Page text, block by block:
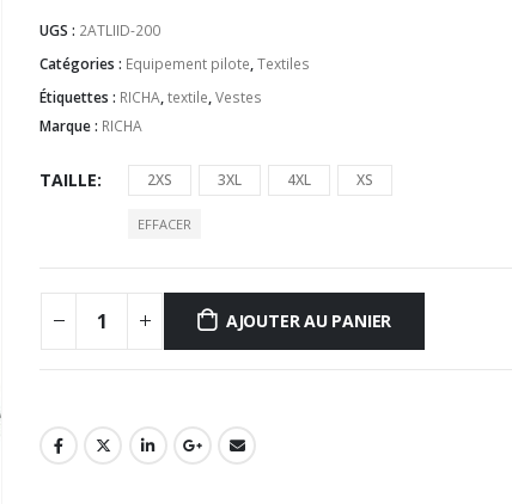
UGS : 2ATLIID-200
Catégories : Equipement pilote,Textiles
Étiquettes : RICHA,textile,Vestes
Marque : RICHA
TAILLE 2XS 3XL 4XL XS
EFFACER
AJOUTER AU PANIER